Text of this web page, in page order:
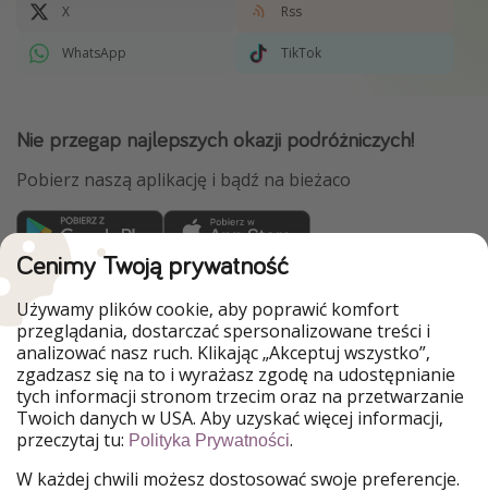
X Rss
WhatsApp TikTok
Nie przegap najlepszych okazji podróżniczych!
Pobierz naszą aplikację i bądź na bieżaco
WakacyjniPiraci są częścią Grupy HolidayPirates
Nasze rynki
PiratinViaggio
HolidayPirates
VakantiePiraten
VoyagesPirates
Ferienpiraten
Urlaubspiraten
Urlaubspiraten
ViajerosPiratas
TravelPirates
Nasza grupa
Cenimy Twoją prywatność
Używamy plików cookie, aby poprawić komfort
przeglądania, dostarczać spersonalizowane treści i
analizować nasz ruch. Klikając „Akceptuj wszystko”,
zgadzasz się na to i wyrażasz zgodę na udostępnianie
tych informacji stronom trzecim oraz na przetwarzanie
Twoich danych w USA. Aby uzyskać więcej informacji,
przeczytaj tu: Polityka Prywatności.
W każdej chwili możesz dostosować swoje preferencje.